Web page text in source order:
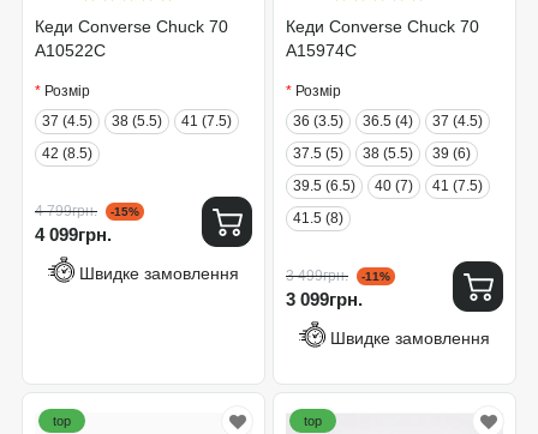
Кеди Converse Chuck 70
A10522C
Розмір
37 (4.5)
38 (5.5)
41 (7.5)
42 (8.5)
4 799грн. -15%
4 099грн.
Швидке замовлення
Кеди Converse Chuck 70
A15974C
Розмір
36 (3.5)
36.5 (4)
37 (4.5)
37.5 (5)
38 (5.5)
39 (6)
39.5 (6.5)
40 (7)
41 (7.5)
41.5 (8)
3 499грн. -11%
3 099грн.
Швидке замовлення
top top